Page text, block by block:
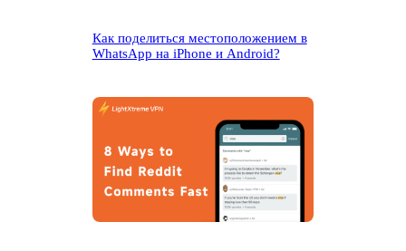
Как поделиться местоположением в
WhatsApp на iPhone и Android?